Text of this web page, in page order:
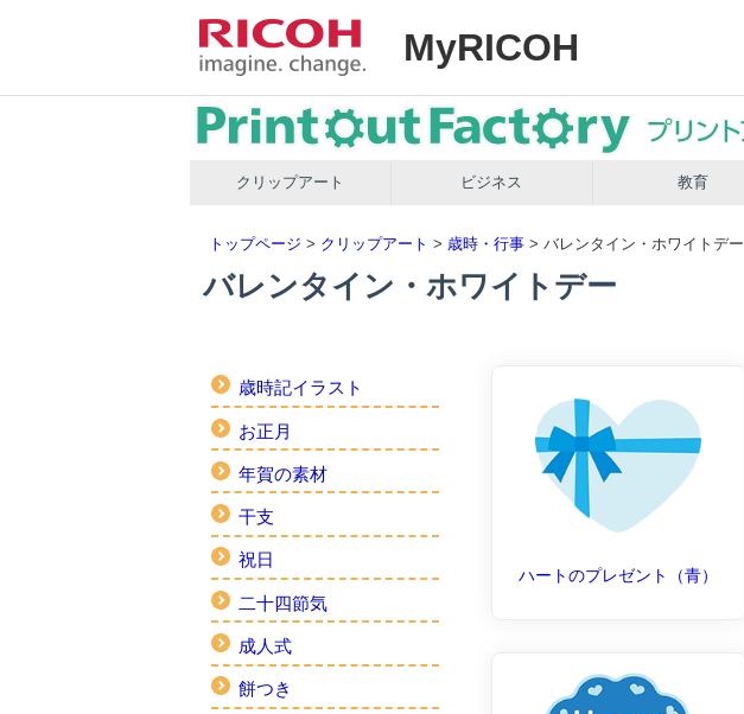
MyRICOH
クリップアート ビジネス 教育
トップページ > クリップアート > 歳時・行事 > バレンタイン・ホワイトデー
バレンタイン・ホワイトデー
歳時記イラスト
お正月
年賀の素材
干支
祝日
二十四節気
成人式
餅つき
ハートのプレゼント（青）